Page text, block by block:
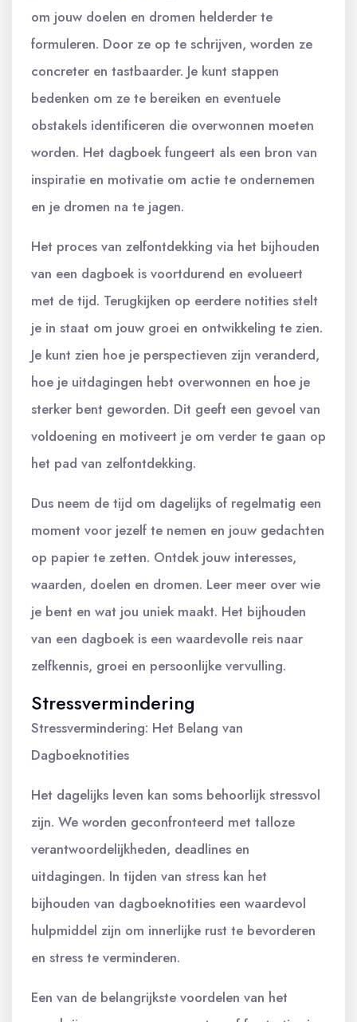
om jouw doelen en dromen helderder te
formuleren. Door ze op te schrijven, worden ze
concreter en tastbaarder. Je kunt stappen
bedenken om ze te bereiken en eventuele
obstakels identificeren die overwonnen moeten
worden. Het dagboek fungeert als een bron van
inspiratie en motivatie om actie te ondernemen
en je dromen na te jagen.
Het proces van zelfontdekking via het bijhouden
van een dagboek is voortdurend en evolueert
met de tijd. Terugkijken op eerdere notities stelt
je in staat om jouw groei en ontwikkeling te zien.
Je kunt zien hoe je perspectieven zijn veranderd,
hoe je uitdagingen hebt overwonnen en hoe je
sterker bent geworden. Dit geeft een gevoel van
voldoening en motiveert je om verder te gaan op
het pad van zelfontdekking.
Dus neem de tijd om dagelijks of regelmatig een
moment voor jezelf te nemen en jouw gedachten
op papier te zetten. Ontdek jouw interesses,
waarden, doelen en dromen. Leer meer over wie
je bent en wat jou uniek maakt. Het bijhouden
van een dagboek is een waardevolle reis naar
zelfkennis, groei en persoonlijke vervulling.
Stressvermindering
Stressvermindering: Het Belang van
Dagboeknotities
Het dagelijks leven kan soms behoorlijk stressvol
zijn. We worden geconfronteerd met talloze
verantwoordelijkheden, deadlines en
uitdagingen. In tijden van stress kan het
bijhouden van dagboeknotities een waardevol
hulpmiddel zijn om innerlijke rust te bevorderen
en stress te verminderen.
Een van de belangrijkste voordelen van het